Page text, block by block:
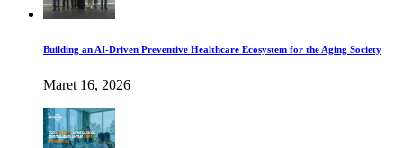
Building an AI-Driven Preventive Healthcare Ecosystem for the Aging Society
Maret 16, 2026